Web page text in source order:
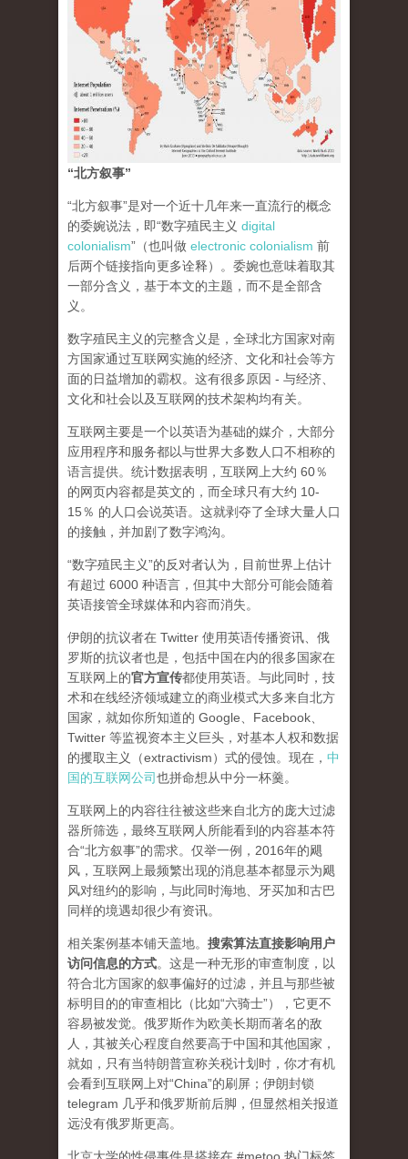
“北方叙事”
“北方叙事”是对一个近十几年来一直流行的概念
的委婉说法，即“数字殖民主义 digital
colonialism”（也叫做 electronic colonialism 前
后两个链接指向更多诠释）。委婉也意味着取其
一部分含义，基于本文的主题，而不是全部含
义。
数字殖民主义的完整含义是，全球北方国家对南
方国家通过互联网实施的经济、文化和社会等方
面的日益增加的霸权。这有很多原因 - 与经济、
文化和社会以及互联网的技术架构均有关。
互联网主要是一个以英语为基础的媒介，大部分
应用程序和服务都以与世界大多数人口不相称的
语言提供。统计数据表明，互联网上大约 60％
的网页内容都是英文的，而全球只有大约 10-
15％ 的人口会说英语。这就剥夺了全球大量人口
的接触，并加剧了数字鸿沟。
“数字殖民主义”的反对者认为，目前世界上估计
有超过 6000 种语言，但其中大部分可能会随着
英语接管全球媒体和内容而消失。
伊朗的抗议者在 Twitter 使用英语传播资讯、俄
罗斯的抗议者也是，包括中国在内的很多国家在
互联网上的官方宣传都使用英语。与此同时，技
术和在线经济领域建立的商业模式大多来自北方
国家，就如你所知道的 Google、Facebook、
Twitter 等监视资本主义巨头，对基本人权和数据
的攫取主义（extractivism）式的侵蚀。现在， 中
国的互联网公司也拼命想从中分一杯羹。
互联网上的内容往往被这些来自北方的庞大过滤
器所筛选，最终互联网人所能看到的内容基本符
合“北方叙事”的需求。仅举一例，2016年的飓
风，互联网上最频繁出现的消息基本都显示为飓
风对纽约的影响，与此同时海地、牙买加和古巴
同样的境遇却很少有资讯。
相关案例基本铺天盖地。 搜索算法直接影响用户
访问信息的方式。 这是一种无形的审查制度，以
符合北方国家的叙事偏好的过滤，并且与那些被
标明目的的审查相比（比如“六骑士”），它更不
容易被发觉。俄罗斯作为欧美长期而著名的敌
人，其被关心程度自然要高于中国和其他国家，
就如，只有当特朗普宣称关税计划时，你才有机
会看到互联网上对“China”的刷屏；伊朗封锁
telegram 几乎和俄罗斯前后脚，但显然相关报道
远没有俄罗斯更高。